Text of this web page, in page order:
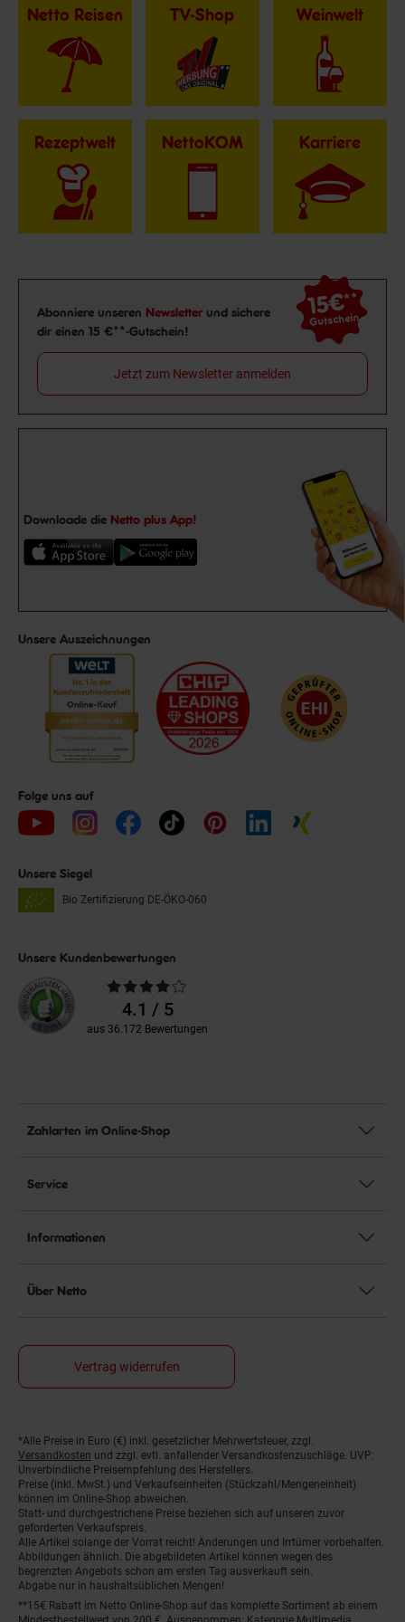
Netto Reisen TV-Shop Weinwelt
Rezeptwelt NettoKOM Karriere
Newsletter Anmeldung
Abonniere unseren Newsletter und sichere
dir einen 15 €**-Gutschein!
15€**
Gutschein
Jetzt zum Newsletter anmelden
Downloade die Netto plus App!
Unsere Auszeichnungen
Folge uns auf
Unsere Siegel
Bio Zertifizierung DE-ÖKO-060
Unsere Kundenbewertungen
Durchschnittliche
Bewertungen4.1 / 5
aus 36.172 Bewertungen
Zahlarten im Online-Shop
Service
Informationen
Über Netto
Vertrag widerrufen
Fußnoten
*Alle Preise in Euro (€) inkl. gesetzlicher Mehrwertsteuer, zzgl.
Versandkosten und zzgl. evtl. anfallender Versandkostenzuschläge. UVP:
Unverbindliche Preisempfehlung des Herstellers.
Preise (inkl. MwSt.) und Verkaufseinheiten (Stückzahl/Mengeneinheit)
können im Online-Shop abweichen.
Statt- und durchgestrichene Preise beziehen sich auf unseren zuvor
geforderten Verkaufspreis.
Alle Artikel solange der Vorrat reicht! Änderungen und Irrtümer vorbehalten.
Abbildungen ähnlich. Die abgebildeten Artikel können wegen des
begrenzten Angebots schon am ersten Tag ausverkauft sein.
Abgabe nur in haushaltsüblichen Mengen!
**15€ Rabatt im Netto Online-Shop auf das komplette Sortiment ab einem